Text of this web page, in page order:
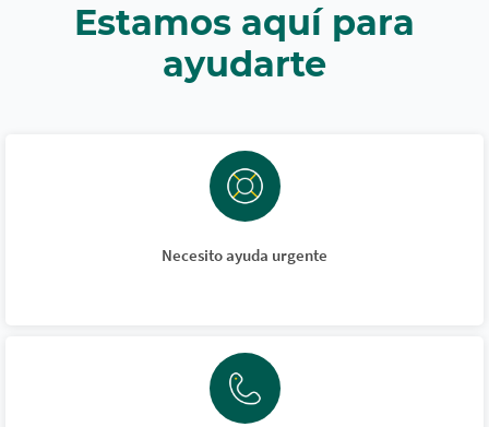
Estamos aquí para
ayudarte
Necesito ayuda urgente